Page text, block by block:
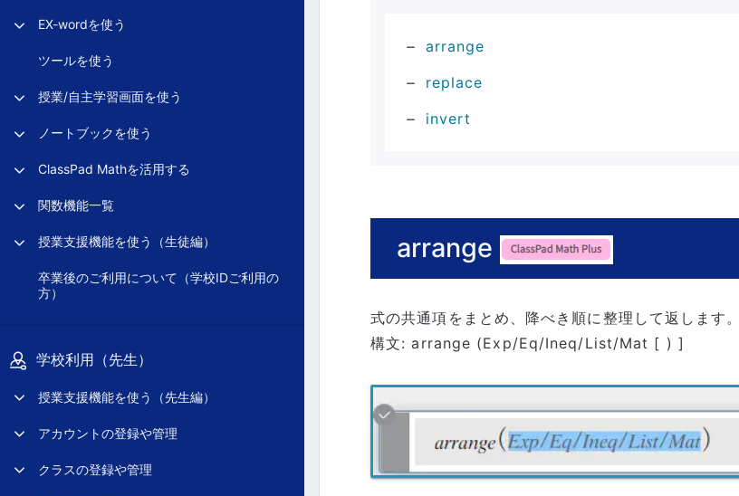
EX-wordを使う
ツールを使う
授業/自主学習画面を使う
ノートブックを使う
ClassPad Mathを活用する
関数機能一覧
授業支援機能を使う（生徒編）
卒業後のご利用について（学校IDご利用の
方）
学校利用（先生）
授業支援機能を使う（先生編）
アカウントの登録や管理
クラスの登録や管理
arrange
replace
invert
arrange
式の共通項をまとめ、降べき順に整理して返します。
構文: arrange (Exp/Eq/Ineq/List/Mat [ ) ]